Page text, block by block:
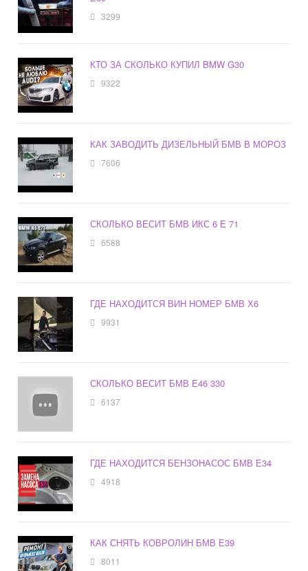
3299
КТО ЗА СКОЛЬКО КУПИЛ BMW G30
9322
КАК ЗАВОДИТЬ ДИЗЕЛЬНЫЙ БМВ В МОРОЗ
7606
СКОЛЬКО ВЕСИТ БМВ ИКС 6 Е 71
6588
ГДЕ НАХОДИТСЯ ВИН НОМЕР БМВ Х6
9931
СКОЛЬКО ВЕСИТ БМВ Е46 330
6137
ГДЕ НАХОДИТСЯ БЕНЗОНАСОС БМВ Е34
4918
КАК СНЯТЬ КОВРОЛИН БМВ Е39
8011